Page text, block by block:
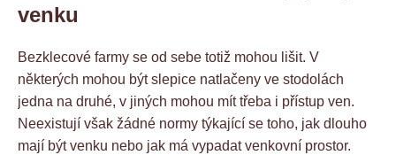
venku
Bezklecové farmy se od sebe totiž mohou lišit. V
některých mohou být slepice natlačeny ve stodolách
jedna na druhé, v jiných mohou mít třeba i přístup ven.
Neexistují však žádné normy týkající se toho, jak dlouho
mají být venku nebo jak má vypadat venkovní prostor.